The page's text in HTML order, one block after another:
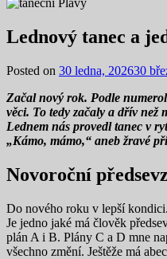
Lednový tanec a
Posted on 30 ledna, 202630
Začal nový rok. Podle
věci. To tedy začaly a dřív než
Lednem nás provedl tanec v
„Kámo, mámo,“ aneb žravé
Novoroční
Do nového roku v lepší
Je jedno jaké má člověk
plán A i B. Plány C a D mne
všechno změní. Ještěže má